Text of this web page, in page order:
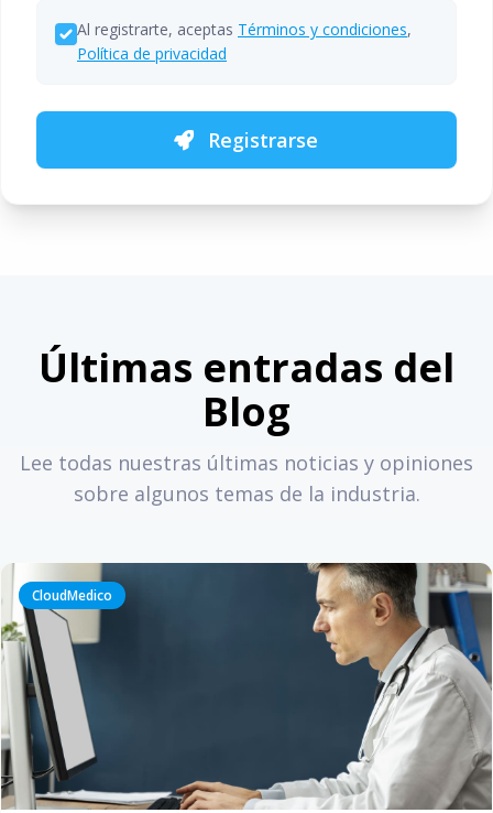
Al registrarte, aceptas Términos y condiciones,
Política de privacidad
Registrarse
Últimas entradas del
Blog
Lee todas nuestras últimas noticias y opiniones
sobre algunos temas de la industria.
CloudMedico